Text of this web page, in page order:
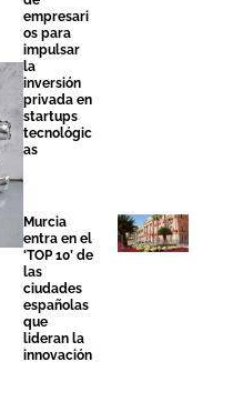
empresari
os para
impulsar
la
inversión
privada en
startups
tecnológic
as
Murcia
entra en el
‘TOP 10’ de
las
ciudades
españolas
que
lideran la
innovación